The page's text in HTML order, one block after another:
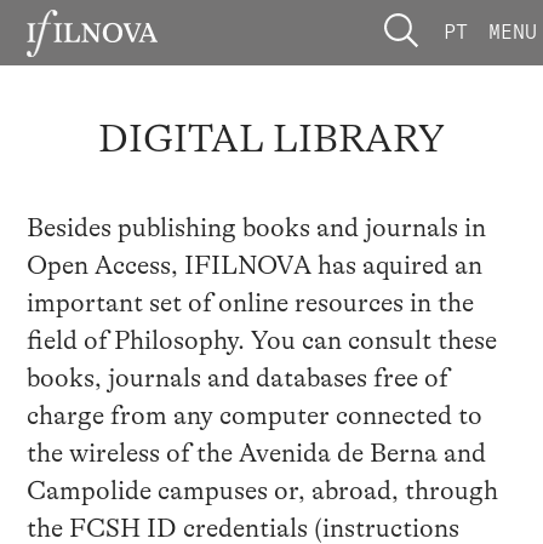
PT MENU
DIGITAL LIBRARY
Besides publishing books and journals in
Open Access, IFILNOVA has aquired an
important set of online resources in the
field of Philosophy. You can consult these
books, journals and databases free of
charge from any computer connected to
the wireless of the Avenida de Berna and
Campolide campuses or, abroad, through
the FCSH ID credentials (instructions